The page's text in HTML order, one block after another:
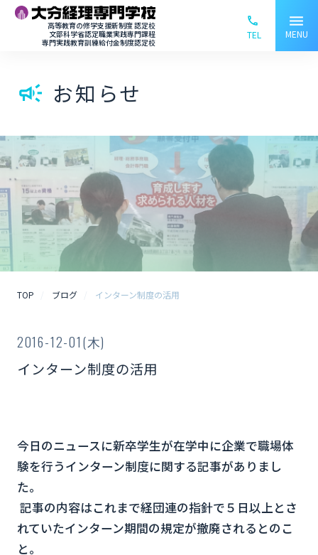
高等教育の修学支援新制度 認定校
文部科学省認定職業実践専門課程
専門実践教育訓練給付金制度認定校
TEL
menu
MENU
campaign お知らせ
TOP ブログ インターン制度の活用
2016-12-01(木)
インターン制度の活用
今日のニュースに新卒学生が在学中に企業で職場体
験を行うインターン制度に関する記事がありまし
た。
記事の内容はこれまで経団連の指針で５日以上とさ
れていたインターン期間の規定が撤廃されるとのこ
と。